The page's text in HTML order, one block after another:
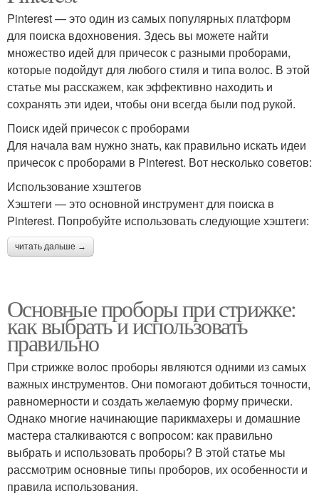
Pinterest — это один из самых популярных платформ
для поиска вдохновения. Здесь вы можете найти
множество идей для причесок с разными проборами,
которые подойдут для любого стиля и типа волос. В этой
статье мы расскажем, как эффективно находить и
сохранять эти идеи, чтобы они всегда были под рукой.
Поиск идей причесок с проборами
Для начала вам нужно знать, как правильно искать идеи
причесок с проборами в Pinterest. Вот несколько советов:
Использование хэштегов
Хэштеги — это основной инструмент для поиска в
Pinterest. Попробуйте использовать следующие хэштеги:
читать дальше →
Основные проборы при стрижке:
как выбрать и использовать
правильно
При стрижке волос проборы являются одними из самых
важных инструментов. Они помогают добиться точности,
равномерности и создать желаемую форму прически.
Однако многие начинающие парикмахеры и домашние
мастера сталкиваются с вопросом: как правильно
выбрать и использовать проборы? В этой статье мы
рассмотрим основные типы проборов, их особенности и
правила использования.